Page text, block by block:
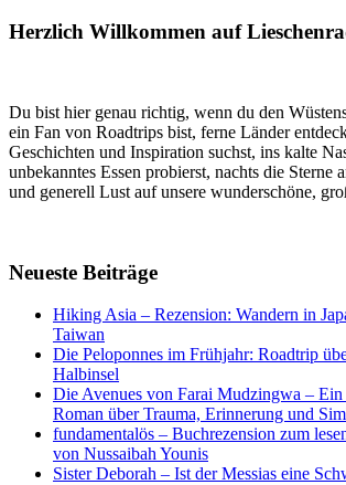
Herzlich Willkommen auf
Du bist hier genau richtig, wenn du den
ein Fan von Roadtrips bist, ferne Länder
Geschichten und Inspiration suchst, ins kalte
unbekanntes Essen probierst, nachts die Sterne
und generell Lust auf unsere wunderschöne,
Neueste Beiträge
Hiking Asia – Rezension: Wandern in
Taiwan
Die Peloponnes im Frühjahr: Roadtrip
Halbinsel
Die Avenues von Farai Mudzingwa –
Roman über Trauma, Erinnerung und
fundamentalös – Buchrezension zum
von Nussaibah Younis
Sister Deborah – Ist der Messias eine